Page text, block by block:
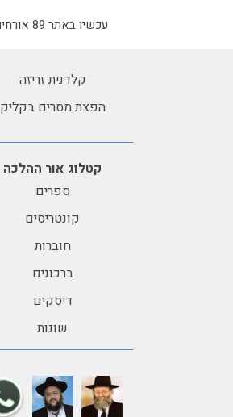
עכשיו באתר 89 אורחים
קלדנית זריזה
הפצת מסרים בקליק
קטלוג אור ההלכה
ספרים
קונטריסים
חוברות
ברכונים
דיסקים
שונות